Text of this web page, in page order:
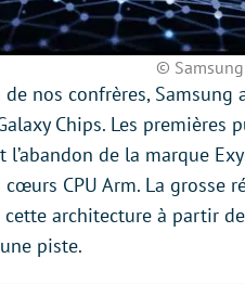
© Samsung
nos confrères,
Chips. Les
de la marque
CPU Arm. La grosse
architecture à partir
piste.